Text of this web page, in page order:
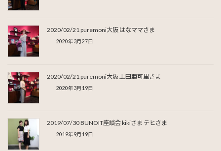
2020/02/21 puremoni大阪 はなママさま
2020年3月27日
2020/02/21 puremoni大阪 上田亜可里さま
2020年3月19日
2019/07/30 BUNOIT座談会 kikiさま テヒさま
2019年9月19日